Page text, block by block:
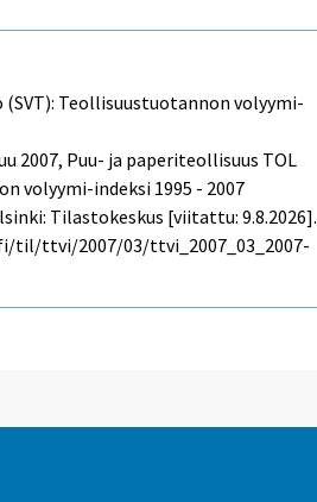
Teollisuustuotannon volyymi-
2007, Puu- ja paperiteollisuus TOL
volyymi-indeksi 1995 - 2007
Tilastokeskus [viitattu: 9.8.2026].
til/ttvi/2007/03/ttvi_2007_03_2007-